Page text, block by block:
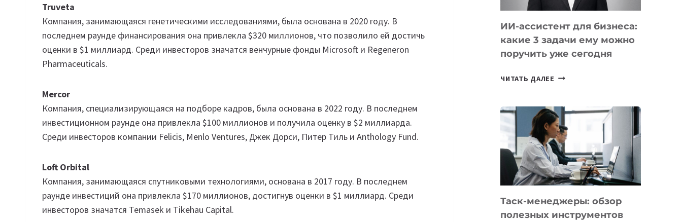
Truveta
Компания, занимающаяся генетическими исследованиями, была основана в 2020 году. В
последнем раунде финансирования она привлекла $320 миллионов, что позволило ей достичь
оценки в $1 миллиард. Среди инвесторов значатся венчурные фонды Microsoft и Regeneron
Pharmaceuticals.
Mercor
Компания, специализирующаяся на подборе кадров, была основана в 2022 году. В последнем
инвестиционном раунде она привлекла $100 миллионов и получила оценку в $2 миллиарда.
Среди инвесторов компании Felicis, Menlo Ventures, Джек Дорси, Питер Тиль и Anthology Fund.
Loft Orbital
Компания, занимающаяся спутниковыми технологиями, основана в 2017 году. В последнем
раунде инвестиций она привлекла $170 миллионов, достигнув оценки в $1 миллиард. Среди
инвесторов значатся Temasek и Tikehau Capital.
ИИ-ассистент для бизнеса:
какие 3 задачи ему можно
поручить уже сегодня
ЧИТАТЬ ДАЛЕЕ ИИ-
БИЗНЕСА:
КАКИЕ
3
ЗАДАЧИ
ЕМУ
МОЖНО
УЖЕ
СЕГОДНЯ
Таск-менеджеры: обзор
полезных инструментов